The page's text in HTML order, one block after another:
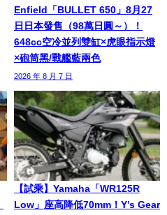
Enfield「BULLET 650」8月27
日日本發售（98萬日圓～）！
648cc空冷並列雙缸×虎眼指示燈
×砲筒黑/戰艦藍兩色
2026 年 8 月 7 日
【試乘】Yamaha「WR125R
Low」座高降低70mm！Y’s Gear